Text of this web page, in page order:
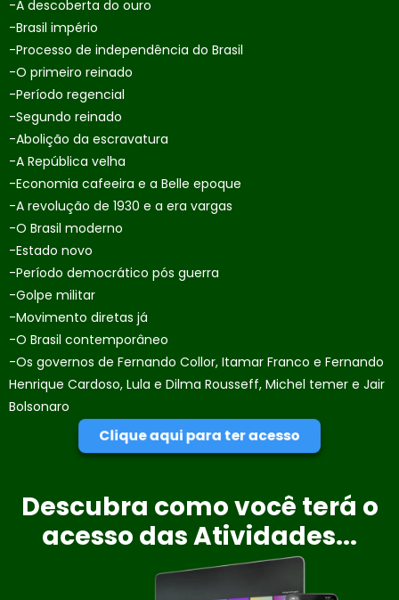
-A descoberta do ouro
-Brasil império
-Processo de independência do Brasil
-O primeiro reinado
-Período regencial
-Segundo reinado
-Abolição da escravatura
-A República velha
-Economia cafeeira e a Belle epoque
-A revolução de 1930 e a era vargas
-O Brasil moderno
-Estado novo
-Período democrático pós guerra
-Golpe militar
-Movimento diretas já
-O Brasil contemporâneo
-Os governos de Fernando Collor, Itamar Franco e Fernando
Henrique Cardoso, Lula e Dilma Rousseff, Michel temer e Jair
Bolsonaro
Clique aqui para ter acesso
Descubra como você terá o
acesso das Atividades...